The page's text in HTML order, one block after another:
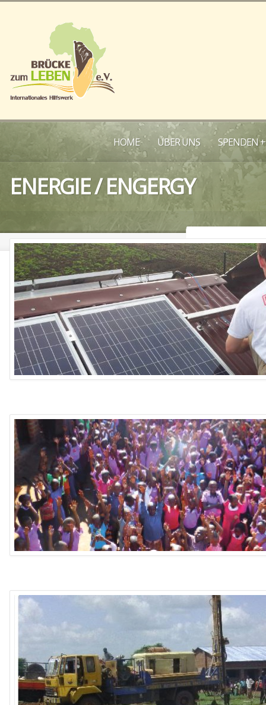
HOME ÜBER UNS SPENDEN
ENERGIE / ENGERGY